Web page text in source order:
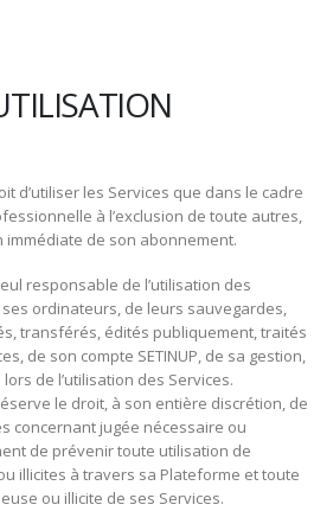
d’utiliser les Services que dans le cadre
à l’exclusion de toute autres,
de son abonnement.
responsable de l’utilisation des
ordinateurs, de leurs sauvegardes,
transférés, édités publiquement, traités
de son compte SETINUP, de sa gestion,
de l’utilisation des Services.
le droit, à son entière discrétion, de
concernant jugée nécessaire ou
de prévenir toute utilisation de
illicites à travers sa Plateforme et toute
ou illicite de ses Services.